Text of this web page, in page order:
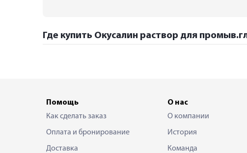
Где купить Окусалин раствор для
Помощь
Как сделать заказ
Оплата и бронирование
Доставка
О нас
О компании
История
Команда